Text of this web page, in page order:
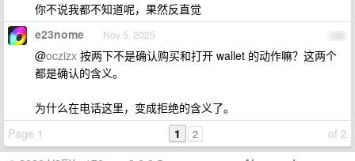
你不说我都不知道呢，果然反直觉
100
e23nome Nov 5, 2025
@oczizx 按两下不是确认购买和打开 wallet 的动作嘛？这两个
都是确认的含义。
为什么在电话这里，变成拒绝的含义了。
Page 1
of 2
1 2